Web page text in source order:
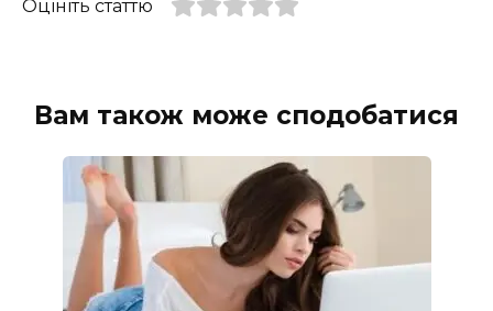
Оцініть статтю
Вам також може сподобатися